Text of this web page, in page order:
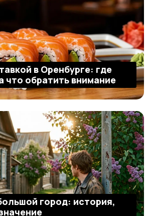
в Оренбурге: где
что обратить внимание
город: история,